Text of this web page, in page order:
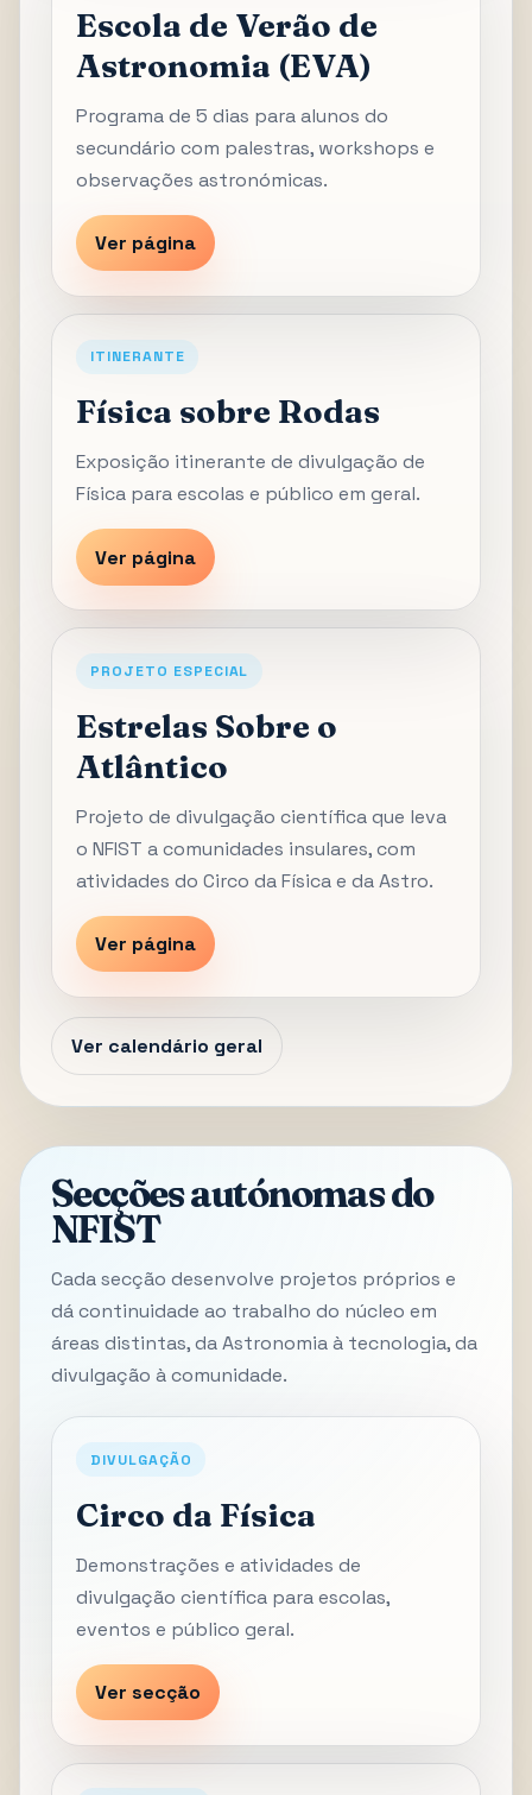
Escola de Verão de
Astronomia (EVA)
Programa de 5 dias para alunos do
secundário com palestras, workshops e
observações astronómicas.
Ver página
ITINERANTE
Física sobre Rodas
Exposição itinerante de divulgação de
Física para escolas e público em geral.
Ver página
PROJETO ESPECIAL
Estrelas Sobre o
Atlântico
Projeto de divulgação científica que leva
o NFIST a comunidades insulares, com
atividades do Circo da Física e da Astro.
Ver página
Ver calendário geral
Secções autónomas do
NFIST
Cada secção desenvolve projetos próprios e
dá continuidade ao trabalho do núcleo em
áreas distintas, da Astronomia à tecnologia, da
divulgação à comunidade.
DIVULGAÇÃO
Circo da Física
Demonstrações e atividades de
divulgação científica para escolas,
eventos e público geral.
Ver secção